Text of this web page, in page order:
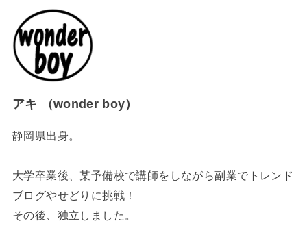
アキ （wonder boy）
静岡県出身。
大学卒業後、某予備校で講師をしながら副業でトレンド
ブログやせどりに挑戦！
その後、独立しました。